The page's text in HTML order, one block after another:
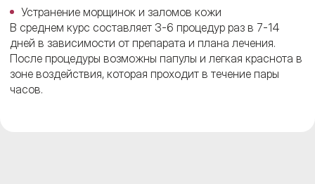
Устранение морщинок и заломов кожи
В среднем курс составляет 3-6 процедур раз в 7-14
дней в зависимости от препарата и плана лечения.
После процедуры возможны папулы и легкая краснота в
зоне воздействия, которая проходит в течение пары
часов.